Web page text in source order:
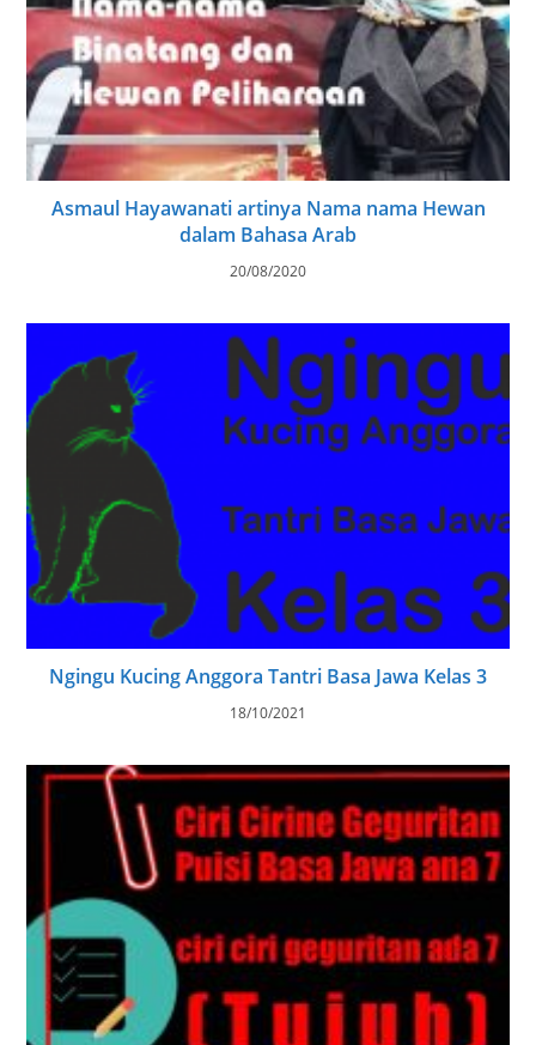
Asmaul Hayawanati artinya Nama nama Hewan
dalam Bahasa Arab
20/08/2020
Ngingu Kucing Anggora Tantri Basa Jawa Kelas 3
18/10/2021